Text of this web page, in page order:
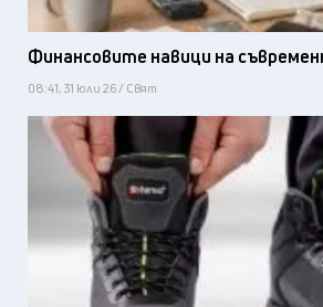
Финансовите навици на
08:41, 31 юли 26 / Свят